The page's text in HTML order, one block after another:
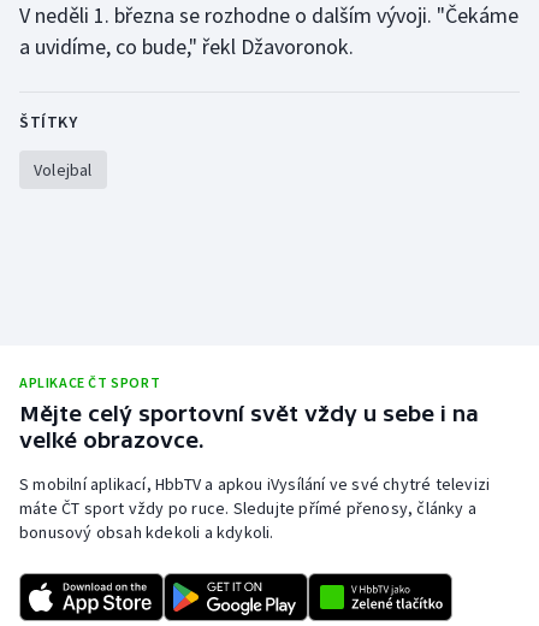
Sportovní střelba
Ostatní
V neděli 1. března se rozhodne o dalším vývoji. "Čekáme
a uvidíme, co bude," řekl Džavoronok.
ŠTÍTKY
Volejbal
APLIKACE ČT SPORT
Mějte celý sportovní svět vždy u sebe i na
velké obrazovce.
S mobilní aplikací, HbbTV a apkou iVysílání ve své chytré televizi
máte ČT sport vždy po ruce. Sledujte přímé přenosy, články a
bonusový obsah kdekoli a kdykoli.